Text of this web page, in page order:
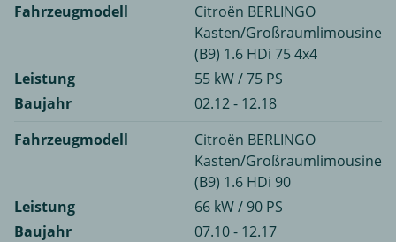
Fahrzeugmodell
Citroën BERLINGO
Kasten/Großraumlimousine
(B9) 1.6 HDi 75 4x4
Leistung
55 kW / 75 PS
Baujahr
02.12 - 12.18
Fahrzeugmodell
Citroën BERLINGO
Kasten/Großraumlimousine
(B9) 1.6 HDi 90
Leistung
66 kW / 90 PS
Baujahr
07.10 - 12.17